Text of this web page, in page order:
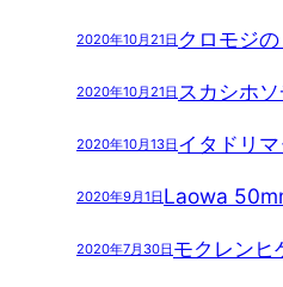
2020年10月21日 クロモジ
2020年10月21日 スカシホ
2020年10月13日 イタドリ
2020年9月1日 Laowa
2020年7月30日 モクレンヒ